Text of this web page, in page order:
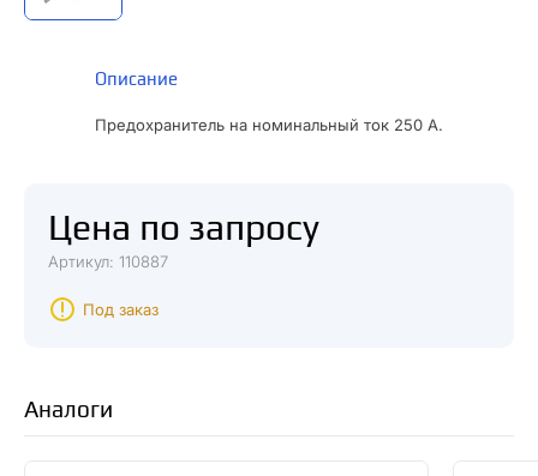
Описание
Предохранитель на номинальный ток 250 А.
Цена по запросу
Артикул: 110887
Под заказ
Аналоги